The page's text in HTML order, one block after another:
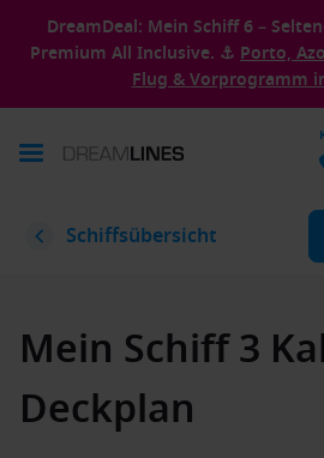
DreamDeal: Mein Schiff 6 –
Premium All Inclusive. ⚓ Porto,
Flug & Vorprogramm
Schiffsübersicht
Mein Schiff 3
Deckplan